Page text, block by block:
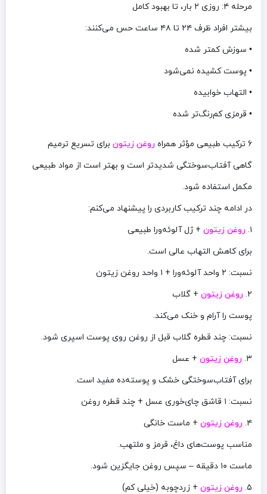
مرحله ۴: روزی ۲ بار، تا بهبود کامل
بیشتر افراد ظرف ۲۴ تا ۴۸ ساعت حس می‌کنند:
• سوزش کمتر شده
• پوست کشیده نمی‌شود
• التهاب خوابیده
• قرمزی کم‌رنگ‌تر شده
۶ ترکیب طبیعی مؤثر همراه روغن زیتون برای تسریع ترمیم
گاهی آفتاب‌سوختگی شدیدتر است و بهتر است از مواد طبیعی
مکمل استفاده شود.
در ادامه چند ترکیب کاربردی را پیشنهاد می‌کنم:
۱. روغن زیتون + ژل آلوئه‌ورا طبیعی
برای کاهش التهاب عالی است.
نسبت: ۲ واحد آلوئه‌ورا + ۱ واحد روغن زیتون
۲. روغن زیتون + گلاب
پوست را آرام و خنک می‌کند.
نسبت: چند قطره گلاب قبل از روغن روی پوست اسپری شود.
۳. روغن زیتون + عسل
برای آفتاب‌سوختگی خشک و پوسته‌ده مفید است.
نسبت: ۱ قاشق چای‌خوری عسل + چند قطره روغن
۴. روغن زیتون + ماست خانگی
مناسب پوست‌های داغ، قرمز و ملتهب.
ماست ۱۰ دقیقه – سپس روغن جایگزین شود.
۵. روغن زیتون + زردچوبه (خیلی کم)